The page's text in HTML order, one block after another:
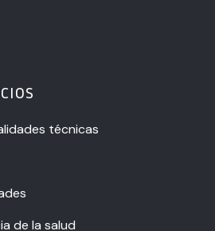
técnicas
de la salud